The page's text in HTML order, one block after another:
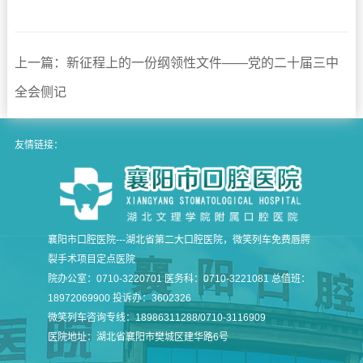
上一篇：新征程上的一份纲领性文件——党的二十届三中
全会侧记
友情链接：
襄阳市口腔医院---湖北省第二大口腔医院，微笑列车免费唇腭
裂手术项目定点医院
院办公室：0710-3220701 医务科：0710-3221081 总值班：
18972069900 投诉办：3602326
微笑列车咨询专线：18986311288/0710-3116909
医院地址：湖北省襄阳市樊城区建华路6号